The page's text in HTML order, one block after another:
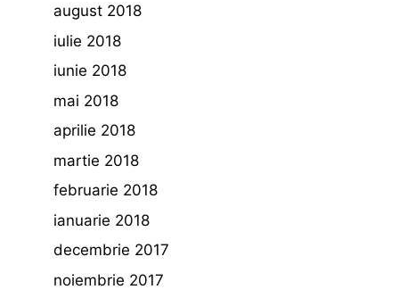
august 2018
iulie 2018
iunie 2018
mai 2018
aprilie 2018
martie 2018
februarie 2018
ianuarie 2018
decembrie 2017
noiembrie 2017